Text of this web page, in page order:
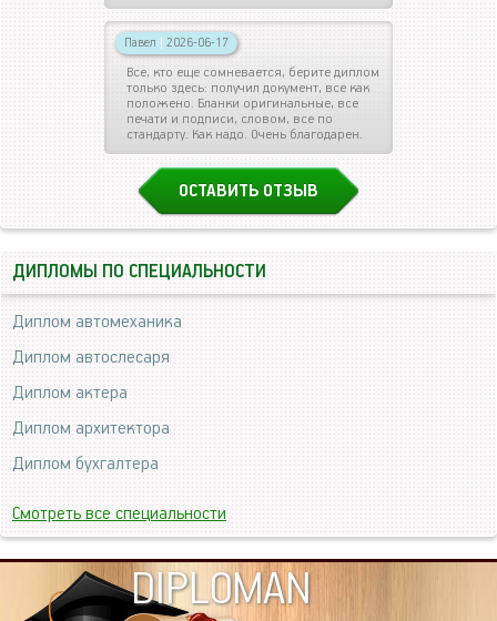
Павел 2026-06-17
Все, кто еще сомневается, берите диплом
только здесь: получил документ, все как
положено. Бланки оригинальные, все
печати и подписи, словом, все по
стандарту. Как надо. Очень благодарен.
ОСТАВИТЬ ОТЗЫВ
ДИПЛОМЫ ПО СПЕЦИАЛЬНОСТИ
Диплом автомеханика
Диплом автослесаря
Диплом актера
Диплом архитектора
Диплом бухгалтера
Смотреть все специальности
DIPLOMAN